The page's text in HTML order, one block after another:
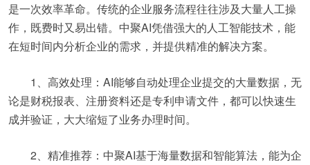
是一次效率革命。传统的企业服务流程往往涉及大量人工操
作，既费时又易出错。中聚AI凭借强大的人工智能技术，能
在短时间内分析企业的需求，并提供精准的解决方案。
1、高效处理：AI能够自动处理企业提交的大量数据，无
论是财税报表、注册资料还是专利申请文件，都可以快速生
成并验证，大大缩短了业务办理时间。
2、精准推荐：中聚AI基于海量数据和智能算法，能为企